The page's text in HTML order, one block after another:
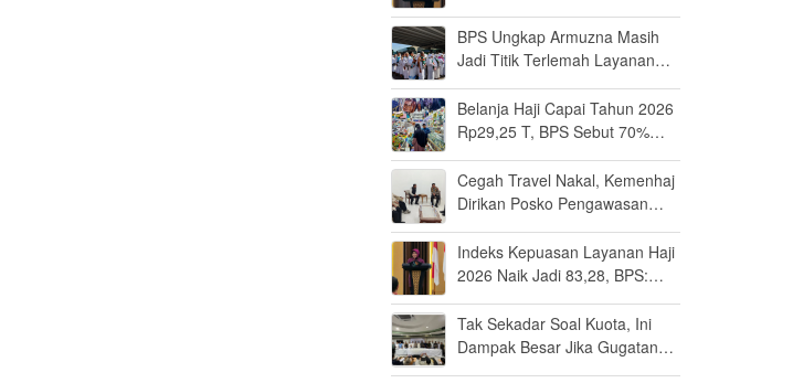
BPS Ungkap Armuzna Masih
Jadi Titik Terlemah Layanan
Belanja Haji Capai Tahun 2026
Rp29,25 T, BPS Sebut 70%
Saudi
Cegah Travel Nakal, Kemenhaj
Dirikan Posko Pengawasan
Indeks Kepuasan Layanan Haji
2026 Naik Jadi 83,28, BPS:
Tak Sekadar Soal Kuota, Ini
Dampak Besar Jika Gugatan